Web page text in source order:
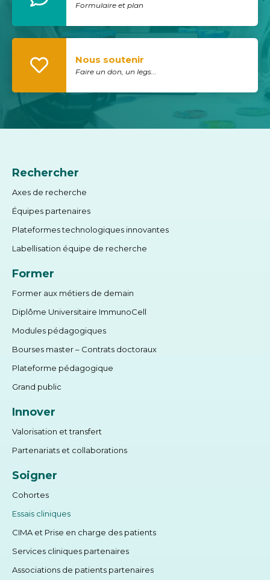
Formulaire et plan
Nous soutenir
Faire un don, un legs...
Rechercher
Axes de recherche
Équipes partenaires
Plateformes technologiques innovantes
Labellisation équipe de recherche
Former
Former aux métiers de demain
Diplôme Universitaire ImmunoCell
Modules pédagogiques
Bourses master – Contrats doctoraux
Plateforme pédagogique
Grand public
Innover
Valorisation et transfert
Partenariats et collaborations
Soigner
Cohortes
Essais cliniques
CIMA et Prise en charge des patients
Services cliniques partenaires
Associations de patients partenaires